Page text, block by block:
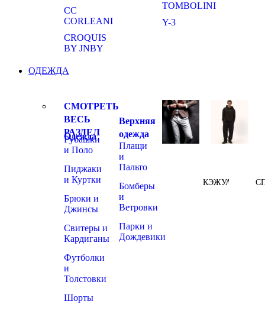
CC
CORLEANI
CROQUIS
BY JNBY
TOMBOLINI
Y-3
ОДЕЖДА
СМОТРЕТЬ
ВЕСЬ
РАЗДЕЛ
Одежда
Рубашки
и Поло
Пиджаки
и Куртки
Брюки и
Джинсы
Свитеры и
Кардиганы
Футболки
и
Толстовки
Шорты
Верхняя
одежда
Плащи
и
Пальто
Бомберы
и
Ветровки
Парки и
Дождевики
КЭЖУАЛ